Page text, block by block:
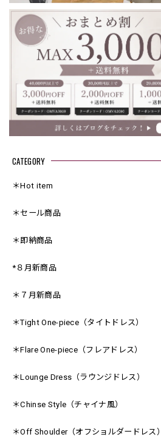
CATEGORY
＊Hot item
＊セール商品
＊即納商品
*８月新商品
＊７月新商品
＊Tight One-piece（タイトドレス）
＊Flare One-piece（フレアドレス）
＊Lounge Dress（ラウンジドレス）
＊Chinse Style（チャイナ風）
＊Off Shoulder（オフショルダードレス）